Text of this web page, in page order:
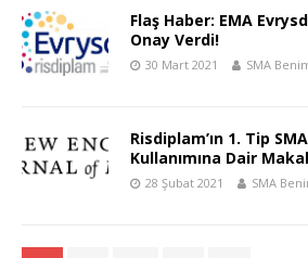
Flaş Haber: EMA
Onay Verdi!
30 Mart 2021 SMA
Risdiplam’ın 1. Tip
Kullanımına Dair
28 Şubat 2021 SMA